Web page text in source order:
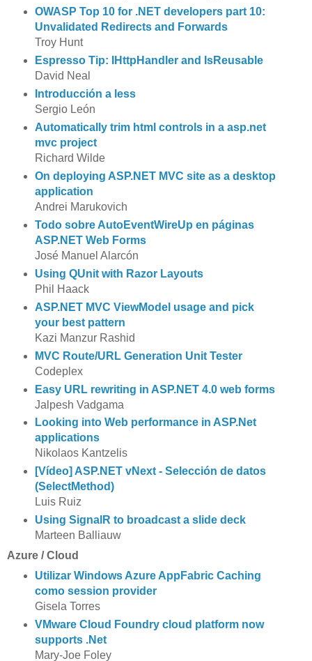
OWASP Top 10 for .NET developers part 10:
Unvalidated Redirects and Forwards
Troy Hunt
Espresso Tip: IHttpHandler and IsReusable
David Neal
Introducción a less
Sergio León
Automatically trim html controls in a asp.net
mvc project
Richard Wilde
On deploying ASP.NET MVC site as a desktop
application
Andrei Marukovich
Todo sobre AutoEventWireUp en páginas
ASP.NET Web Forms
José Manuel Alarcón
Using QUnit with Razor Layouts
Phil Haack
ASP.NET MVC ViewModel usage and pick
your best pattern
Kazi Manzur Rashid
MVC Route/URL Generation Unit Tester
Codeplex
Easy URL rewriting in ASP.NET 4.0 web forms
Jalpesh Vadgama
Looking into Web performance in ASP.Net
applications
Nikolaos Kantzelis
[Vídeo] ASP.NET vNext - Selección de datos
(SelectMethod)
Luis Ruiz
Using SignalR to broadcast a slide deck
Marteen Balliauw
Azure / Cloud
Utilizar Windows Azure AppFabric Caching
como session provider
Gisela Torres
VMware Cloud Foundry cloud platform now
supports .Net
Mary-Joe Foley